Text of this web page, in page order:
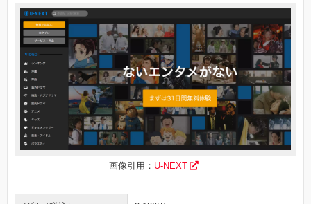
画像引用： U-NEXT